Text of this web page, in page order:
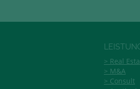
Real
M&A
Consult